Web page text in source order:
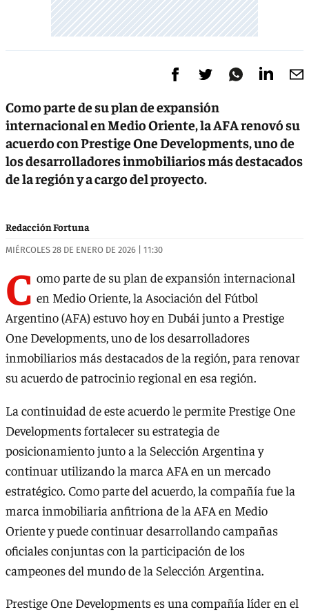
Como parte de su plan de expansión
internacional en Medio Oriente, la AFA renovó su
acuerdo con Prestige One Developments, uno de
los desarrolladores inmobiliarios más destacados
de la región y a cargo del proyecto.
Redacción Fortuna
MIÉRCOLES 28 DE ENERO DE 2026 | 11:30
C omo parte de su plan de expansión internacional
en Medio Oriente, la Asociación del Fútbol
Argentino (AFA) estuvo hoy en Dubái junto a Prestige
One Developments, uno de los desarrolladores
inmobiliarios más destacados de la región, para renovar
su acuerdo de patrocinio regional en esa región.
La continuidad de este acuerdo le permite Prestige One
Developments fortalecer su estrategia de
posicionamiento junto a la Selección Argentina y
continuar utilizando la marca AFA en un mercado
estratégico. Como parte del acuerdo, la compañía fue la
marca inmobiliaria anfitriona de la AFA en Medio
Oriente y puede continuar desarrollando campañas
oficiales conjuntas con la participación de los
campeones del mundo de la Selección Argentina.
Prestige One Developments es una compañía líder en el